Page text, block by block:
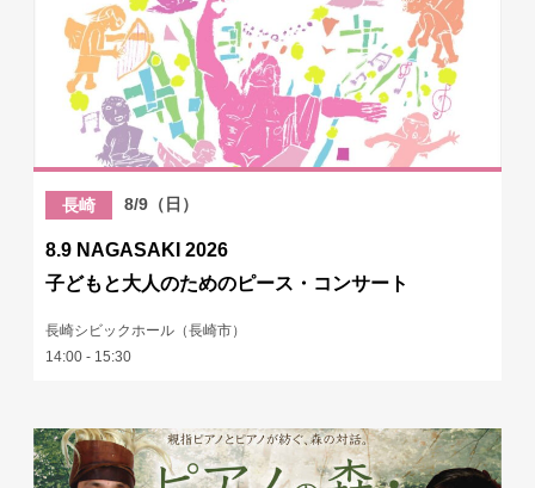
長崎 8/9（日）
8.9 NAGASAKI 2026
子どもと大人のためのピース・コンサート
長崎シビックホール（長崎市）
14:00 - 15:30